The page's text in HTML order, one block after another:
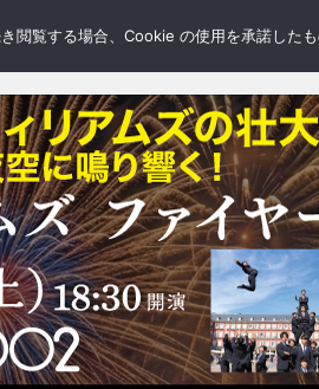
覧する場合、Cookie の使用を承諾したも